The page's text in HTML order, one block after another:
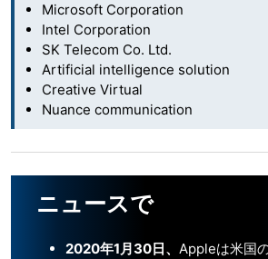
Microsoft Corporation
Intel Corporation
SK Telecom Co. Ltd.
Artificial intelligence solution
Creative Virtual
Nuance communication
ニュースで
2020年1月30日、 Appleは米国